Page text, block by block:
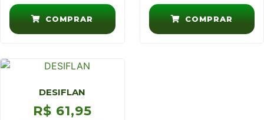
COMPRAR COMPRAR
DESIFLAN
R$ 61,95